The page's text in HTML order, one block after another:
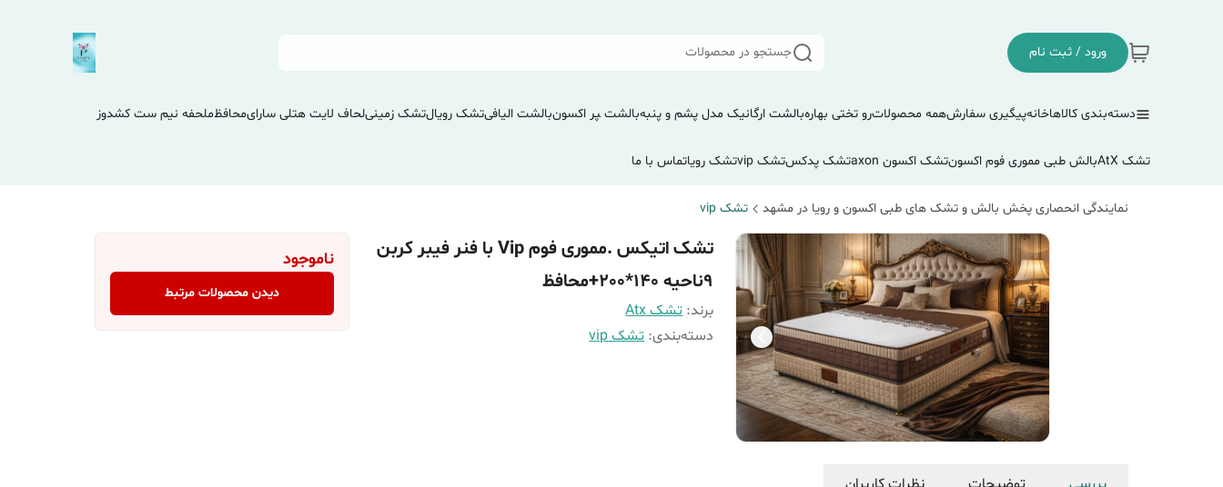
ورود / ثبت نام جستجو در محصولات
دسته‌بندی کالاهاخانهپیگیری سفارشهمه محصولاترو تختی بهارهبالشت ارگانیک مدل پشم و پنبهبالشت ‍‍‍پر اکسونبالشت الیافیتشک رویالتشک زمینیلحاف لایت هتلی سارایمحافظملحفه نیم ست کشدوز
تشک AtX بالش طبی مموری فوم اکسونتشک اکسون axon تشک پدکستشک vip تشک رویاتماس با ما
نمایندگی انحصاری پخش بالش و تشک های طبی اکسون و رویا در مشهد تشک vip
تشک اتیکس .مموری فوم Vip با فنر فیبر کربن
9ناحیه 140*200+محافظ
برند: تشک Atx
دسته‌بندی:تشک vip
ناموجود
دیدن محصولات مرتبط